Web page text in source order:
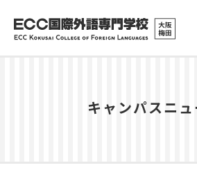
キャンパスニュ